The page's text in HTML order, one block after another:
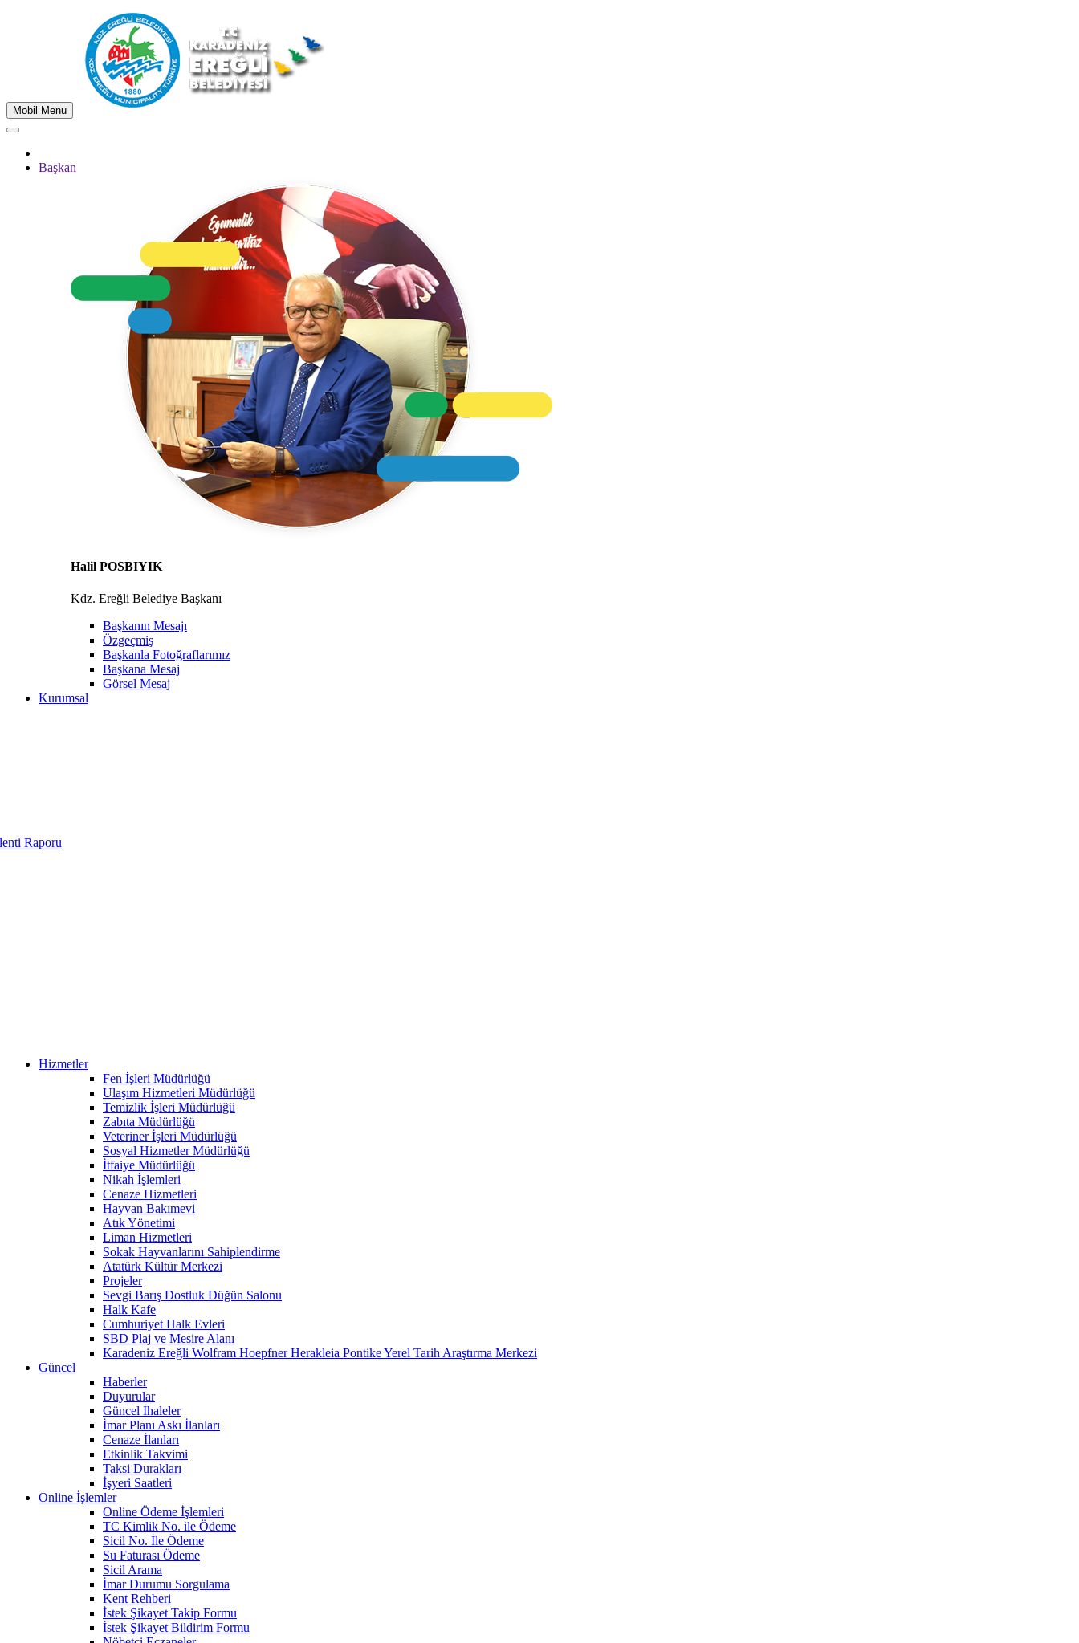
Mobil Menu
Başkan
Halil POSBIYIK
Kdz. Ereğli Belediye Başkanı
Başkanın Mesajı
Özgeçmiş
Başkanla Fotoğraflarımız
Başkana Mesaj
Görsel Mesaj
Kurumsal
Raporu
Hizmetler
Fen İşleri Müdürlüğü
Ulaşım Hizmetleri Müdürlüğü
Temizlik İşleri Müdürlüğü
Zabıta Müdürlüğü
Veteriner İşleri Müdürlüğü
Sosyal Hizmetler Müdürlüğü
İtfaiye Müdürlüğü
Nikah İşlemleri
Cenaze Hizmetleri
Hayvan Bakımevi
Atık Yönetimi
Liman Hizmetleri
Sokak Hayvanlarını Sahiplendirme
Atatürk Kültür Merkezi
Projeler
Sevgi Barış Dostluk Düğün Salonu
Halk Kafe
Cumhuriyet Halk Evleri
SBD Plaj ve Mesire Alanı
Karadeniz Ereğli Wolfram Hoepfner Herakleia Pontike Yerel Tarih Araştırma Merkezi
Güncel
Haberler
Duyurular
Güncel İhaleler
İmar Planı Askı İlanları
Cenaze İlanları
Etkinlik Takvimi
Taksi Durakları
İşyeri Saatleri
Online İşlemler
Online Ödeme İşlemleri
TC Kimlik No. ile Ödeme
Sicil No. İle Ödeme
Su Faturası Ödeme
Sicil Arama
İmar Durumu Sorgulama
Kent Rehberi
İstek Şikayet Takip Formu
İstek Şikayet Bildirim Formu